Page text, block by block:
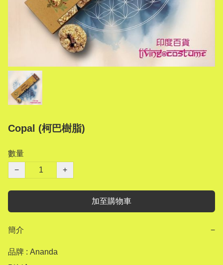
Copal (柯巴樹脂)
數量
−
+
加至購物車
簡介 −
品牌 : Ananda